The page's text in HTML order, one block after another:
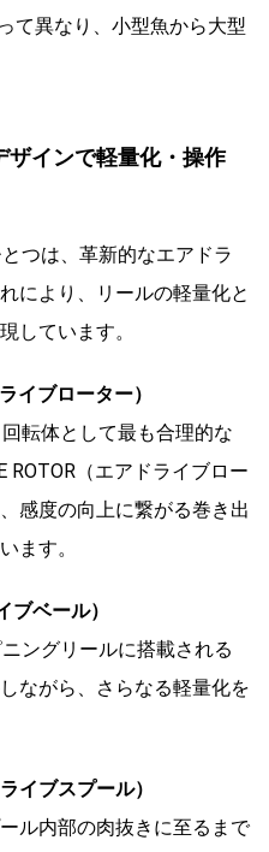
て異なり、小型魚から大型
ザインで軽量化・操作
つは、革新的なエアドラ
により、リールの軽量化と
しています。
イブローター）
転体として最も合理的な
ROTOR（エアドライブロー
感度の向上に繋がる巻き出
ます。
ベール）
ングリールに搭載される
ながら、さらなる軽量化を
イブスプール）
ル内部の肉抜きに至るまで